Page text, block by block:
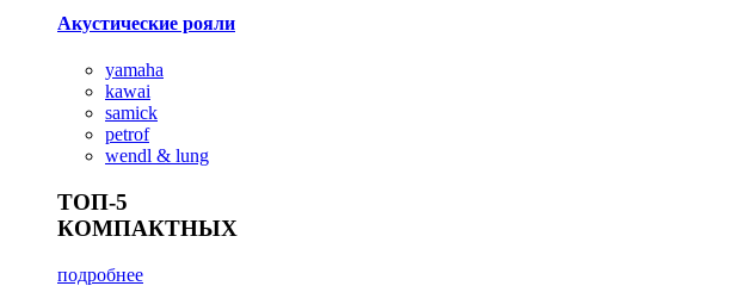
Акустические рояли
yamaha
kawai
samick
petrof
wendl & lung
ТОП-5
КОМПАКТНЫХ
подробнее